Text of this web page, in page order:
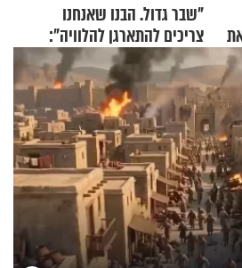
"שבר גדול. הבנו שאנחנו
צריכים להתארגן להלוויה":
זוגיות במבחן, הפעם עם מרים
וגד דנינו